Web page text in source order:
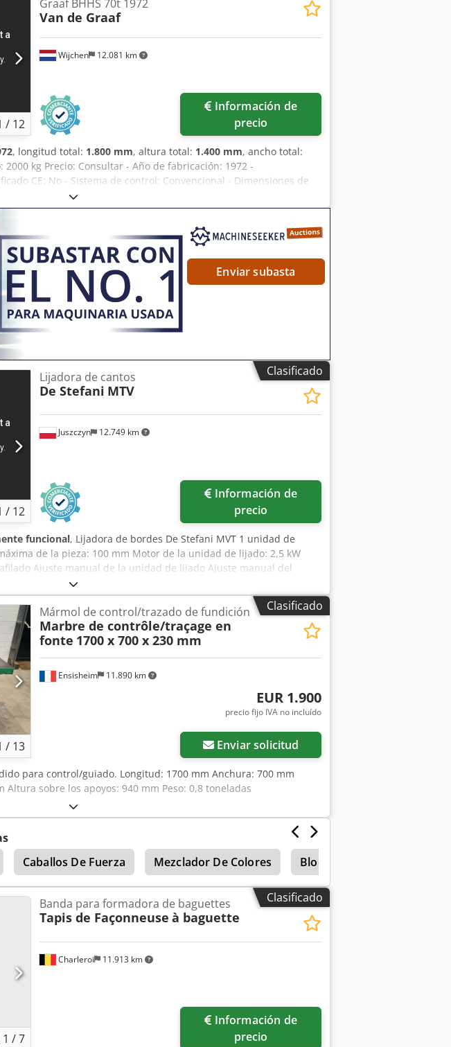
/ 12
Wijchen 12.081 km
Graaf BHHS 70t 1972
Van de Graaf
precio
, longitud total: 1.800 mm, altura total: 1.400 mm, ancho total:
2000 kg Precio: Consultar - Año de fabricación: 1972 -
CE: No - Sistema de control: Convencional - Dimensiones de
mm (largo x ancho x alto) - Peso de transporte [kg]: 2000 kg -
financiera IVA: El precio indicado no incluye el IVA
es deducible para las empresas Entrega y aceptación de vehículos
para todos los productos de la industria Crodpfjzm N Riox Agnsf
Enviar subasta
Clasificado
/ 12
Juszczyn 12.749 km
Lijadora de cantos
De Stefani MTV
precio
funcional, Lijadora de bordes De Stefani MVT 1 unidad de
de la pieza: 100 mm Motor de la unidad de lijado: 2,5 kW
Ajuste manual de la unidad de lijado Ajuste manual del
oscilación Velocidad de avance regulable mediante variador
Clasificado
/ 13
Ensisheim 11.890 km
Mármol de control/trazado de fundición
Marbre de contrôle/traçage en
fonte 1700 x 700 x 230 mm
EUR 1.900
precio fijo IVA no incluído
Enviar solicitud
para control/guiado. Longitud: 1700 mm Anchura: 700 mm
Altura sobre los apoyos: 940 mm Peso: 0,8 toneladas
Caballos De Fuerza Mezclador De Colores Bloques De Cemento
Clasificado
1 /7
Charleroi 11.913 km
Banda para formadora de baguettes
Tapis de Façonneuse à baguette
precio